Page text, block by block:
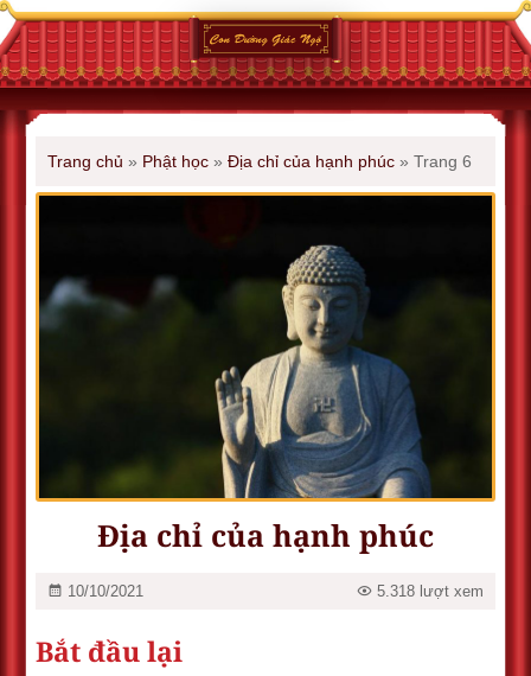
Trang chủ » Phật học » Địa chỉ của hạnh phúc » Trang 6
Địa chỉ của hạnh phúc
10/10/2021 5.318 lượt xem
Bắt đầu lại